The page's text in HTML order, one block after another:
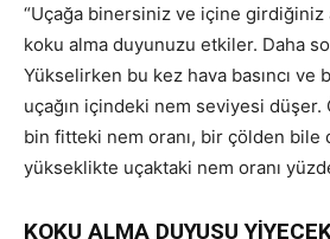
“Uçağa binersiniz ve içine
koku alma duyunuzu etkiler. Daha
Yükselirken bu kez hava basıncı ve
uçağın içindeki nem seviyesi
bin fitteki nem oranı, bir çölden bile
yükseklikte uçaktaki nem oranı
KOKU ALMA DUYUSU